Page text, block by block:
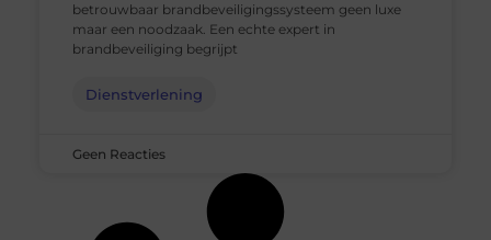
betrouwbaar brandbeveiligingssysteem geen luxe
maar een noodzaak. Een echte expert in
brandbeveiliging begrijpt
Dienstverlening
Geen Reacties